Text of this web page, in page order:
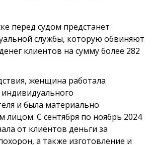
перед судом предстанет
службы, которую обвиняют
клиентов на сумму более 282
женщина работала
и была материально
лицом. С сентября по ноябрь 2024
от клиентов деньги за
а также изготовление и